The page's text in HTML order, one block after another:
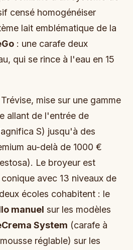
censé homogénéiser
lait emblématique de la
: une carafe deux
qui se rince à l'eau en 15
mise sur une gamme
allant de l'entrée de
S) jusqu'à des
au-delà de 1000 €
Le broyeur est
avec 13 niveaux de
écoles cohabitent : le
manuel sur les modèles
System (carafe à
réglable) sur les